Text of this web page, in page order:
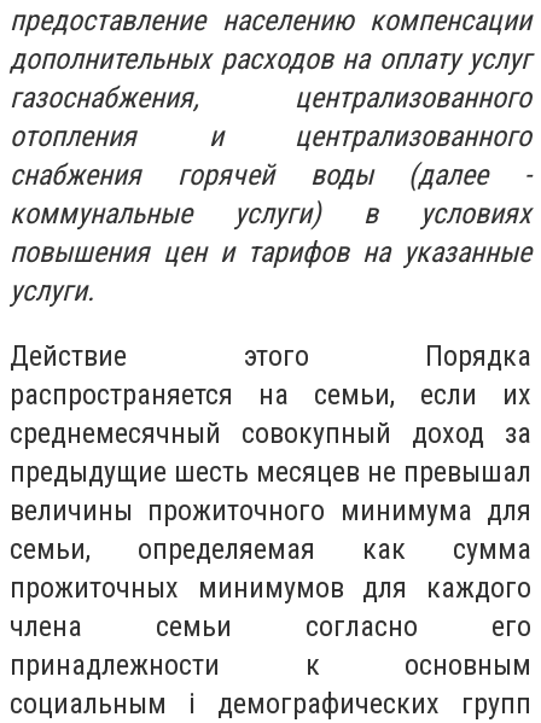
предоставление населению компенсации
дополнительных расходов на оплату услуг
газоснабжения, централизованного
отопления и централизованного
снабжения горячей воды (далее -
коммунальные услуги) в условиях
повышения цен и тарифов на указанные
услуги.
Действие этого Порядка
распространяется на семьи, если их
среднемесячный совокупный доход за
предыдущие шесть месяцев не превышал
величины прожиточного минимума для
cемьи, определяемая как сумма
прожиточных минимyмов для каждого
члена cемьи согласно его
принадлежности к основным
социальным i демографических групп